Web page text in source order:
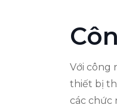
Với công
thiết bị
các chức